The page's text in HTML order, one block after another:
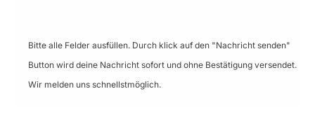
Bitte alle Felder ausfüllen. Durch klick auf den "Nachricht senden"
Button wird deine Nachricht sofort und ohne Bestätigung versendet.
Wir melden uns schnellstmöglich.